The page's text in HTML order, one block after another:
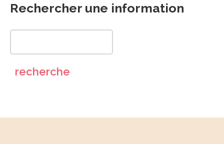
Rechercher une information